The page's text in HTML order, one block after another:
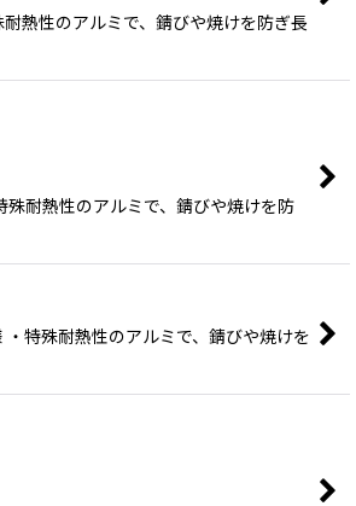
性のアルミで、錆びや焼けを防ぎ長
耐熱性のアルミで、錆びや焼けを防
特殊耐熱性のアルミで、錆びや焼けを